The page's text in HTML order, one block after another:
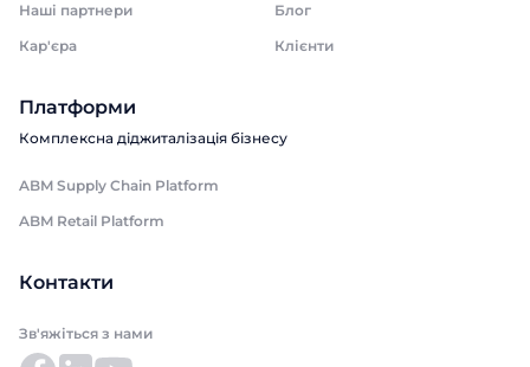
Наші партнери
Блог
Кар'єра
Клієнти
Платформи
Комплексна діджиталізація бізнесу
ABM Supply Chain Platform
ABM Retail Platform
Контакти
Зв'яжіться з нами